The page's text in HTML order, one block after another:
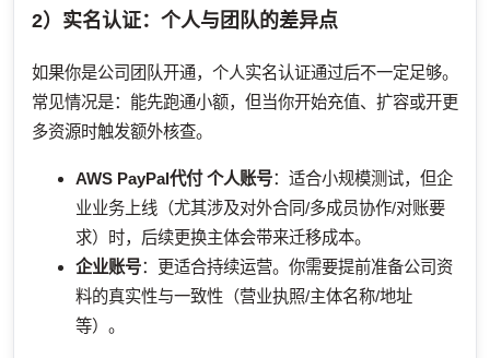
2）实名认证：个人与团队的差异点
如果你是公司团队开通，个人实名认证通过后不一定足够。
常见情况是：能先跑通小额，但当你开始充值、扩容或开更
多资源时触发额外核查。
AWS PayPal代付 个人账号：适合小规模测试，但企
业业务上线（尤其涉及对外合同/多成员协作/对账要
求）时，后续更换主体会带来迁移成本。
企业账号：更适合持续运营。你需要提前准备公司资
料的真实性与一致性（营业执照/主体名称/地址
等）。